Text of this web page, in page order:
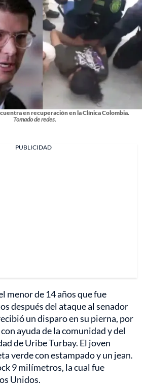
en recuperación en la Clínica Colombia.
Tomado de redes.
PUBLICIDAD
menor de 14 años que fue
después del ataque al senador
un disparo en su pierna, por
ayuda de la comunidad y del
de Uribe Turbay. El joven
verde con estampado y un jean.
9 milímetros, la cual fue
Unidos.